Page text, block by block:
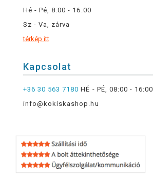
Hé - Pé, 8:00 - 16:00
Sz - Va, zárva
térkép itt
Kapcsolat
+36 30 563 7180 HÉ - PÉ, 08:00 - 16:00
info@kokiskashop.hu